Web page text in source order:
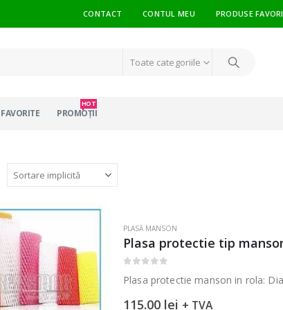
CONTACT CONTUL MEU PRODUSE
Toate categoriile
FAVORITE PROMOȚII
HOT
PLASĂ MANSON
Plasa protectie tip
Plasa protectie manson in rola:
115.00 lei + TVA